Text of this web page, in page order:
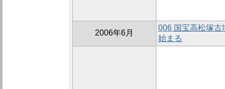
2006年6月
006 国宝高松塚古
始まる